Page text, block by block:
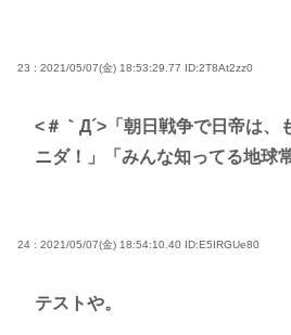
23 : 2021/05/07(金) 18:53:29.77 ID:2T8At2zz0
<＃｀Д´>「朝日戦争で日帝は、
ニダ！」「みんな知ってる地球
24 : 2021/05/07(金) 18:54:10.40 ID:E5IRGUe80
テストや。